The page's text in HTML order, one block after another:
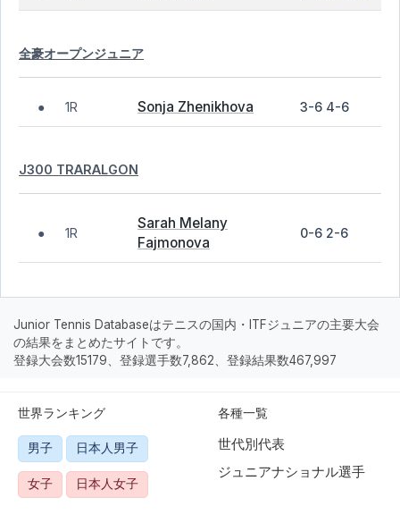
全豪オープンジュニア
● 1R Sonja Zhenikhova 3-6 4-6
J300 TRARALGON
● 1R
Sarah Melany
Fajmonova
0-6 2-6
Junior Tennis Databaseはテニスの国内・ITFジュニアの主要大会
の結果をまとめたサイトです。
登録大会数15179、登録選手数7,862、登録結果数467,997
世界ランキング
男子 日本人男子
女子 日本人女子
各種一覧
世代別代表
ジュニアナショナル選手